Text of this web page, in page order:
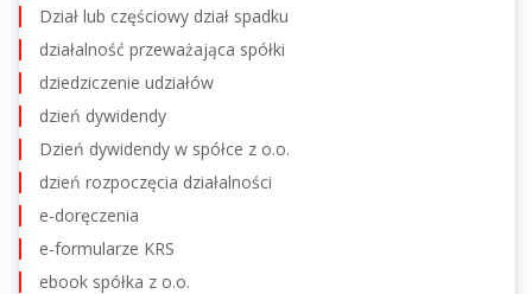
Dział lub częściowy dział spadku
działalność przeważająca spółki
dziedziczenie udziałów
dzień dywidendy
Dzień dywidendy w spółce z o.o.
dzień rozpoczęcia działalności
e-doręczenia
e-formularze KRS
ebook spółka z o.o.